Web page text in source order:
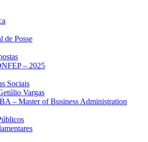
de Posse
– 2025
Sociais
Vargas
– Master of Business Administration